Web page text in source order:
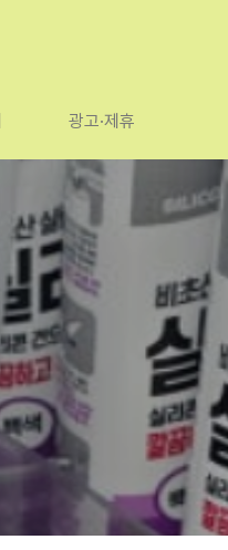
광고·제휴